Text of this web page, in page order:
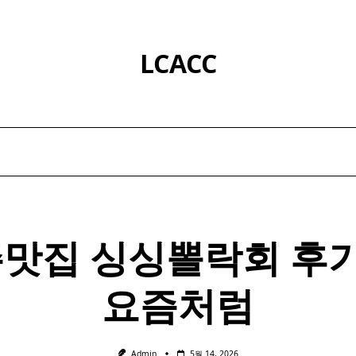
LCACC
집 싱싱뽈락회 후
요즘처럼
Admin 5월 14, 2026